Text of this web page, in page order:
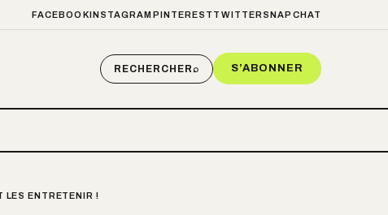
FACEBOOKINSTAGRAM PINTEREST TWITTER SNAPCHAT
RECHERCHER⌕ S’ABONNER
LES ENTRETENIR !